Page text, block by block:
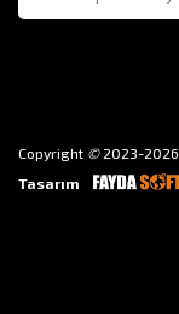
Copyright ©2023-2026
Tasarım